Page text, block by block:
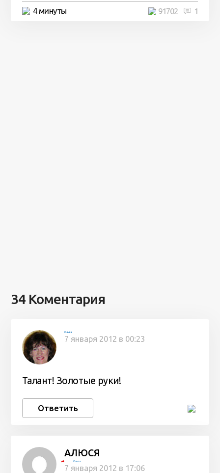
4 минуты 1
91702
34 Коментария
Ольга
7 января 2012 в 00:23
Талант! Золотые руки!
Ответить
АЛЮСЯ
Ольга
7 января 2012 в 17:06